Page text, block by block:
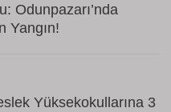
Odunpazarı’nda
Yangın!
Yüksekokullarına 3